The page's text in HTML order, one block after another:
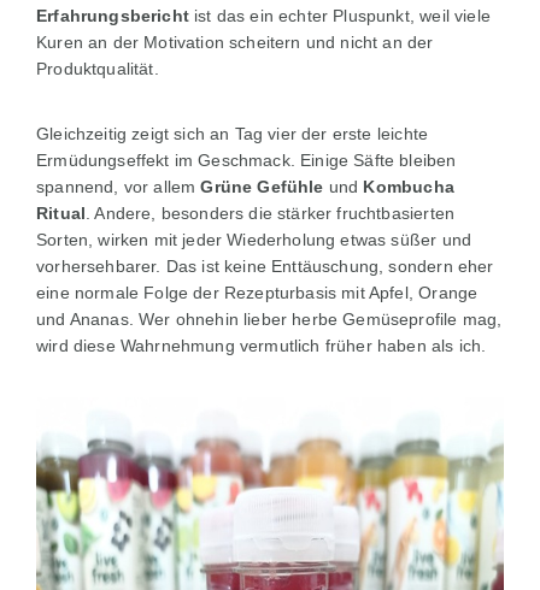
Erfahrungsberichtist das ein echter Pluspunkt, weil viele
Kuren an der Motivation scheitern und nicht an der
Produktqualität.
Gleichzeitig zeigt sich an Tag vier der erste leichte
Ermüdungseffekt im Geschmack. Einige Säfte bleiben
spannend, vor allemGrüne Gefühle und Kombucha
Ritual . Andere, besonders die stärker fruchtbasierten
Sorten, wirken mit jeder Wiederholung etwas süßer und
vorhersehbarer. Das ist keine Enttäuschung, sondern eher
eine normale Folge der Rezepturbasis mit Apfel, Orange
und Ananas. Wer ohnehin lieber herbe Gemüseprofile mag,
wird diese Wahrnehmung vermutlich früher haben als ich.